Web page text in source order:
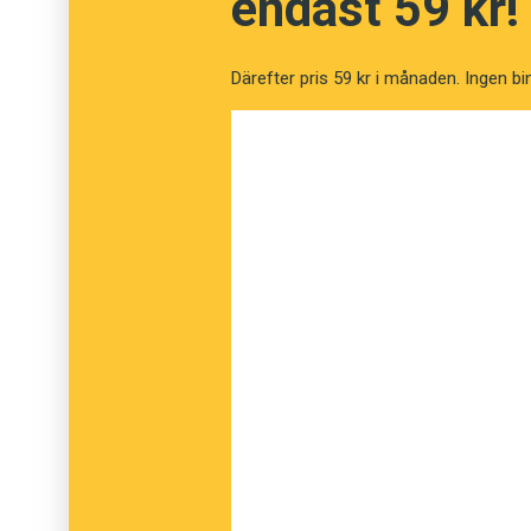
Därefter pris 59 kr i månaden. Ingen